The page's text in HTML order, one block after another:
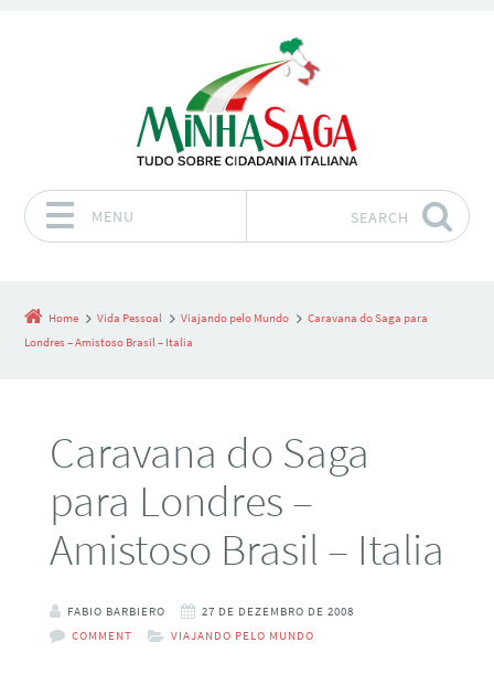
MENU SEARCH
Home Vida Pessoal Viajando pelo Mundo
Caravana do Saga para
Londres – Amistoso Brasil – Italia
Caravana do Saga
para Londres –
Amistoso Brasil – Italia
FABIO BARBIERO
27 DE DEZEMBRO DE 2008
COMMENT
VIAJANDO PELO MUNDO